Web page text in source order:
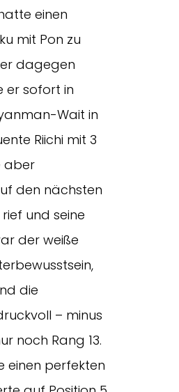
einen
mit Pon zu
dagegen
er sofort in
Wait in
Riichi mit 3
aber
den nächsten
rief und seine
der weiße
die
– minus
noch Rang 13.
einen perfekten